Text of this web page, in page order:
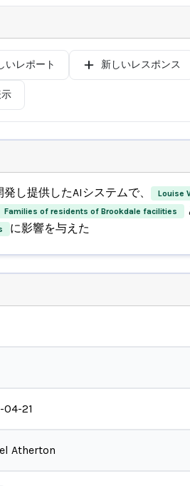
いレポート 新しいレスポンス
発し提供したAIシステムで、 Louise
Families of residents of Brookdale facilities
に影響を与えた
04-21
Atherton